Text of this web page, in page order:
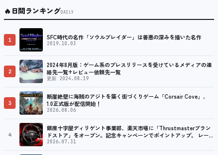
🔥日間ランキングDAILY
1 SFC時代の名作「ソウルブレイダー」は善悪の深みを描いた名作
2019.10.03
2
2024年8月版：ゲーム系のプレスリリースを受けているメディアの連
絡先一覧+レビュー依頼先一覧
更新 2024.08.19
3
断崖絶壁に海賊のアジトを築く街づくりゲーム「Corsair Cove」、
1.0正式版が配信開始！
2026.08.06
4
銀座十字屋ディリゲント事業部、楽天市場に「Thrustmasterブラン
ドストア」をオープン。記念キャンペーンでポイントアップ。 レーシ
ング／フライトシム向けコントローラーを中心に、幅広くラインナッ
2026.07.31